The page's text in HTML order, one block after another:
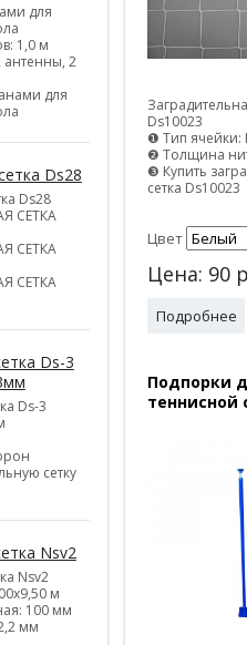
для
1,0 м
антенны, 2
для
Ds28
Ds28
СЕТКА
СЕТКА
СЕТКА
Ds-3
Ds-3
сетку
Nsv2
Nsv2
м
100 мм
мм
Ds10023
❶ Тип ячейки:
❷ Толщина
❸ Купить
сетка Ds10023
Цвет
Цена: 90
Подробнее
Подпорки
теннисной